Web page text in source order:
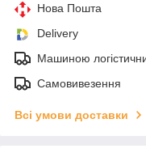
Нова Пошта
Delivery
Машиною
Самовивезення
Всі умови доставки